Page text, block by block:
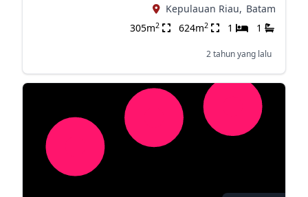
Kepulauan Riau, Batam
305m2 624m2 1 1
2 tahun yang lalu